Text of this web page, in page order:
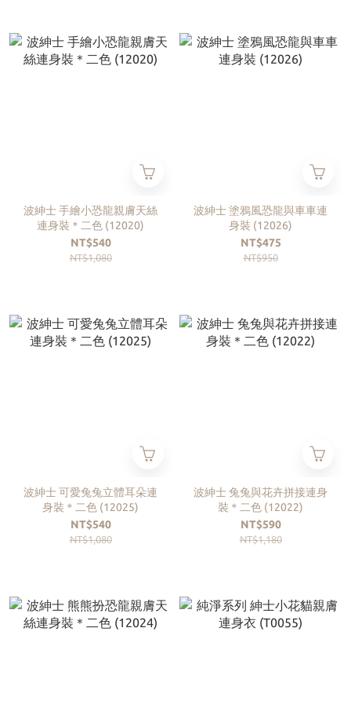
波紳士 手繪小恐龍親膚天絲
連身裝＊二色 (12020)
NT$540
NT$1,080
波紳士 塗鴉風恐龍與車車連
身裝 (12026)
NT$475
NT$950
波紳士 可愛兔兔立體耳朵連
身裝＊二色 (12025)
NT$540
NT$1,080
波紳士 兔兔與花卉拼接連身
裝＊二色 (12022)
NT$590
NT$1,180